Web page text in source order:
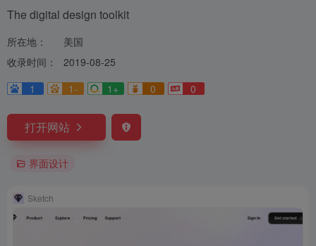
The digital design toolkit
所在地：
美国
收录时间：
2019-08-25
1
1- 1+ 0 0
打开网站
界面设计
Sketch